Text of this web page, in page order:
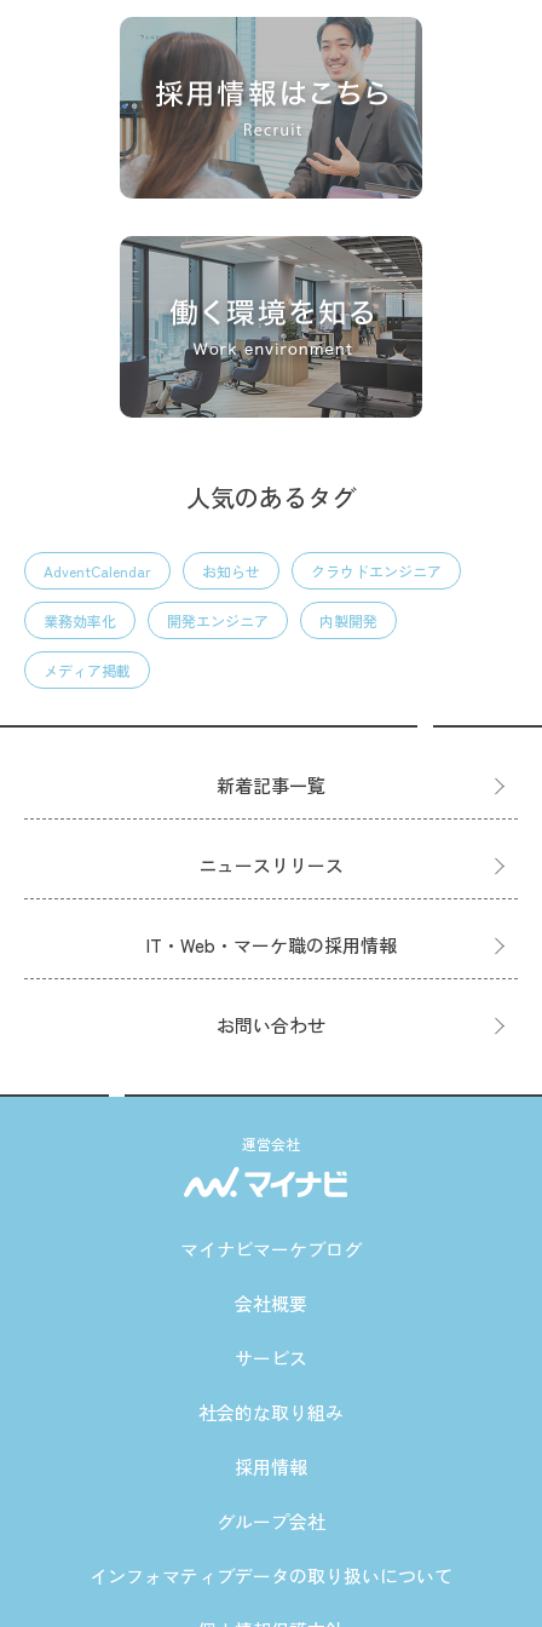
人気のあるタグ
AdventCalendar お知らせ クラウドエンジニア
業務効率化 開発エンジニア 内製開発
メディア掲載
新着記事一覧
ニュースリリース
IT・Web・マーケ職の採用情報
お問い合わせ
運営会社
マイナビマーケブログ
会社概要
サービス
社会的な取り組み
採用情報
グループ会社
インフォマティブデータの取り扱いについて